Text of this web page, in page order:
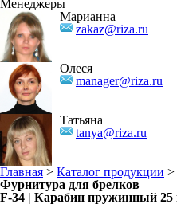
Менеджеры
Марианна
zakaz@riza.ru
Олеся
manager@riza.ru
Татьяна
tanya@riza.ru
Главная > Каталог продукции >
Фурнитура для брелков
F-34 | Карабин пружинный